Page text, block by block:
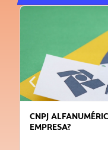
CNPJ
EMPRESA?